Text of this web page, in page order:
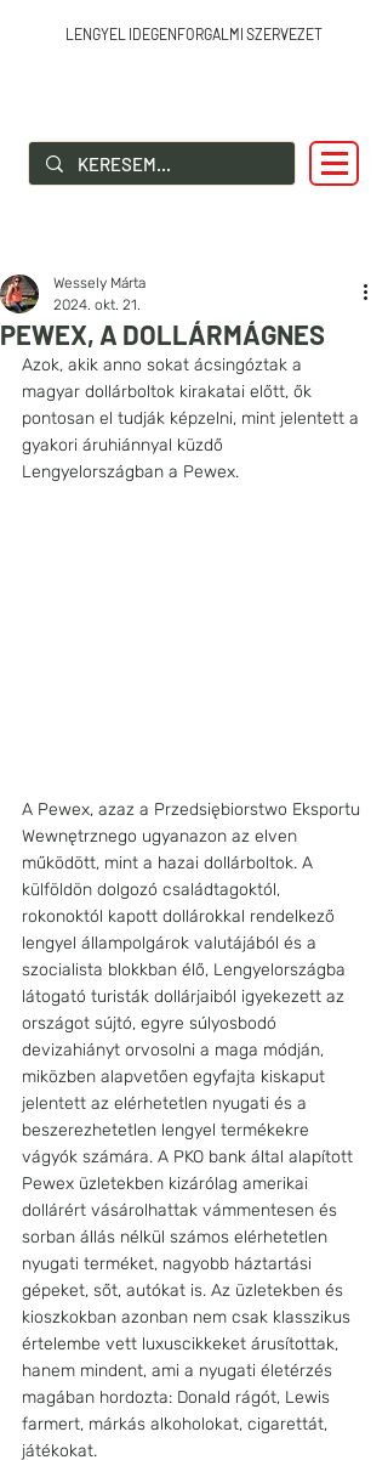
LENGYEL IDEGENFORGALMI SZERVEZET
SZIA LENGYELORSZÁG!
PEWEX, A DOLLÁRMÁGNES
Wessely Márta
2024. okt. 21.
Azok, akik anno sokat ácsingóztak a
magyar dollárboltok kirakatai előtt, ők
pontosan el tudják képzelni, mint jelentett a
gyakori áruhiánnyal küzdő
Lengyelországban a Pewex.
A Pewex, azaz a Przedsiębiorstwo Eksportu
Wewnętrznego ugyanazon az elven
működött, mint a hazai dollárboltok. A
külföldön dolgozó családtagoktól,
rokonoktól kapott dollárokkal rendelkező
lengyel állampolgárok valutájából és a
szocialista blokkban élő, Lengyelországba
látogató turisták dollárjaiból igyekezett az
országot sújtó, egyre súlyosbodó
devizahiányt orvosolni a maga módján,
miközben alapvetően egyfajta kiskaput
jelentett az elérhetetlen nyugati és a
beszerezhetetlen lengyel termékekre
vágyók számára. A PKO bank által alapított
Pewex üzletekben kizárólag amerikai
dollárért vásárolhattak vámmentesen és
sorban állás nélkül számos elérhetetlen
nyugati terméket, nagyobb háztartási
gépeket, sőt, autókat is. Az üzletekben és
kioszkokban azonban nem csak klasszikus
értelembe vett luxuscikkeket árusítottak,
hanem mindent, ami a nyugati életérzés
magában hordozta: Donald rágót, Lewis
farmert, márkás alkoholokat, cigarettát,
játékokat.